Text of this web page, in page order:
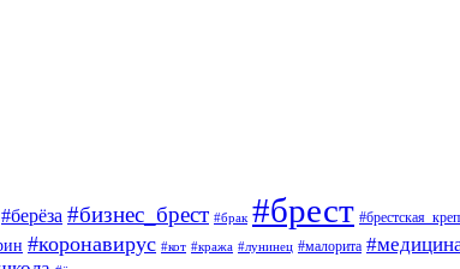
#берёза #бизнес_брест #брак #брест
#коронавирус #кот #кража #лунинец #малорита